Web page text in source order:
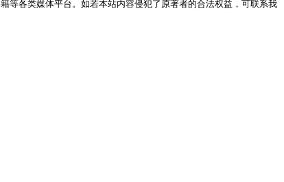
等各类媒体平台。如若本站内容侵犯了原著者的合法权益，可联系我